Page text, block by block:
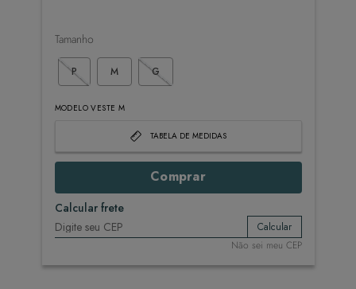
Tamanho
P M G
MODELO VESTE M
TABELA DE MEDIDAS
Comprar
Calcular frete
Calcular
Não sei meu CEP